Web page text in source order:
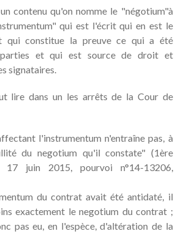
contenu qu'on nomme le "négotium"à
qui est l'écrit qui en est le
qui constitue la preuve ce qui a été
et qui est source de droit et
signataires.
lire dans un les arrêts de la Cour de
l'instrumentum n'entraîne pas, à
du negotium qu'il constate" (1ère
17 juin 2015, pourvoi n°14-13206,
du contrat avait été antidaté, il
exactement le negotium du contrat ;
pas eu, en l'espèce, d'altération de la